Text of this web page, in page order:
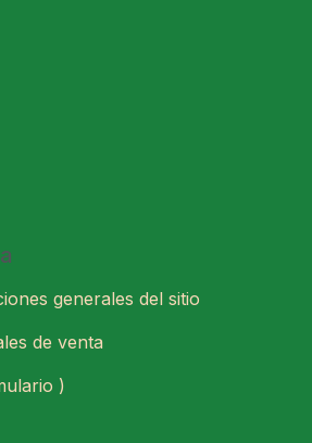
generales del sitio
de venta
)